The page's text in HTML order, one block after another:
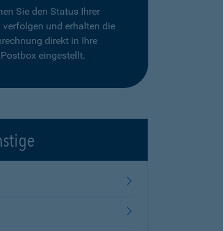
Sie den Status Ihrer
verfolgen und erhalten die
direkt in Ihre
eingestellt.